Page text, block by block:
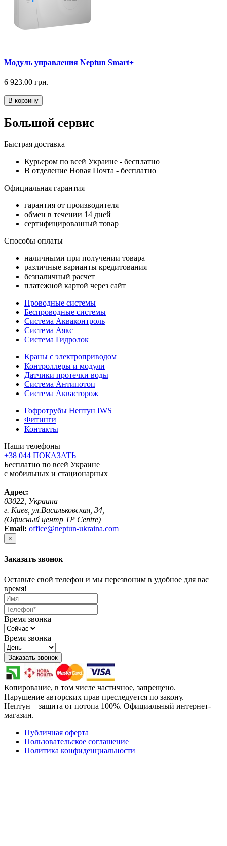
Модуль управления Neptun Smart+
6 923.00 грн.
В корзину
Большой сервис
Быстрая доставка
Курьером по всей Украине - бесплатно
В отделение Новая Почта - бесплатно
Официальная гарантия
гарантия от производителя
обмен в течении 14 дней
сертифицированный товар
Способы оплаты
наличными при получении товара
различные варианты кредитования
безналичный расчет
платежной картой через сайт
Проводные системы
Беспроводные системы
Система Акваконтроль
Система Аякс
Система Гидролок
Краны с электроприводом
Контроллеры и модули
Датчики протечки воды
Система Антипотоп
Система Аквасторож
Гофротрубы Нептун IWS
Фитинги
Контакты
Наши телефоны
+38 044 ПОКАЗАТЬ
Бесплатно по всей Украине
с мобильных и стационарных
Адрес:
03022, Украина
г. Киев, ул.Васильковская, 34,
(Офисный центр TP Centre)
Email: office@neptun-ukraina.com
×
Заказать звонок
Оставьте свой телефон и мы перезвоним в удобное для вас
время!
Время звонка
Время звонка
Заказать звонок
Копирование, в том числе частичное, запрещено.
Нарушение авторских прав преследуется по закону.
Нептун – защита от потопа 100%. Официальный интернет-
магазин.
Публичная оферта
Пользовательское соглашение
Политика конфиденциальности